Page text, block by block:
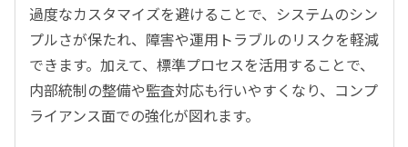
過度なカスタマイズを避けることで、システムのシン
プルさが保たれ、障害や運用トラブルのリスクを軽減
できます。加えて、標準プロセスを活用することで、
内部統制の整備や監査対応も行いやすくなり、コンプ
ライアンス面での強化が図れます。